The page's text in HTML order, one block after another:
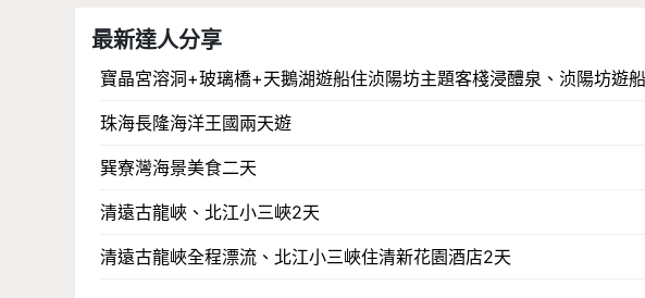
最新達人分享
寶晶宮溶洞+玻璃橋+天鵝湖遊船住浈陽坊主題客棧浸醴泉、浈陽坊遊
珠海長隆海洋王國兩天遊
巽寮灣海景美食二天
清遠古龍峽、北江小三峽2天
清遠古龍峽全程漂流、北江小三峽住清新花園酒店2天